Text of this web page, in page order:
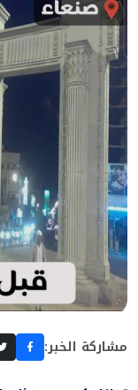
مشاركة الخبر: